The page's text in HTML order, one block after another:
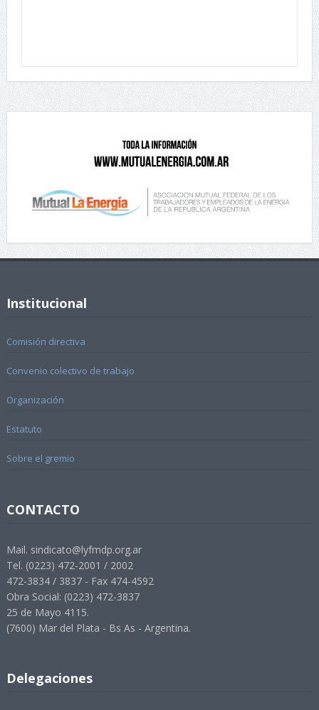
Institucional
Comisión directiva
Convenio colectivo de trabajo
Organización
Estatuto
Sobre el gremio
CONTACTO
Mail. sindicato@lyfmdp.org.ar
Tel. (0223) 472-2001 / 2002
472-3834 / 3837 - Fax 474-4592
Obra Social: (0223) 472-3837
25 de Mayo 4115.
(7600) Mar del Plata - Bs As - Argentina.
Delegaciones